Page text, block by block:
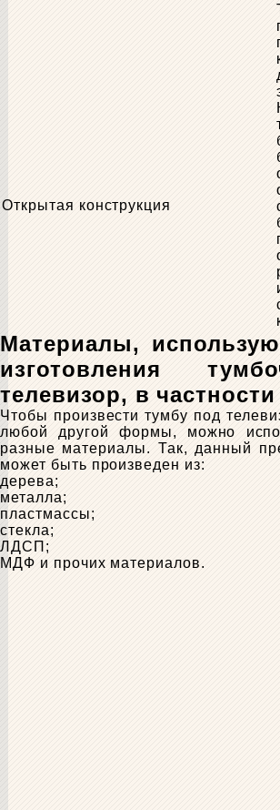
Открытая конструкция
Материалы,
изготовления
телевизор, в
Чтобы произвести тумбу под
любой другой формы, можно
разные материалы. Так, данный
может быть произведен из:
дерева;
металла;
пластмассы;
стекла;
ЛДСП;
МДФ и прочих материалов.